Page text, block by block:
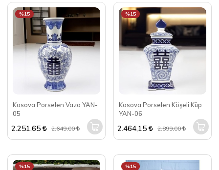
Kosova Porselen Vazo YAN-
05
%15
2.251,65 2.649,00
Kosova Porselen Köşeli Küp
YAN-06
%15
2.464,15 2.899,00
%15 %15